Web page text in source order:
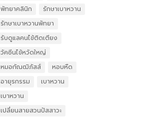
พัทยาคลินิก
รักษาเบาหวาน
รักษาเบาหวานพัทยา
รับดูแลคนไข้ติดเตียง
วัคซีนไข้หวัดใหญ่
หมอกัณฒิภัสส์
หอบหืด
อายุรกรรม
เบาหวาน
เบาหวาน
เปลี่ยนสายสวนปัสสาวะ